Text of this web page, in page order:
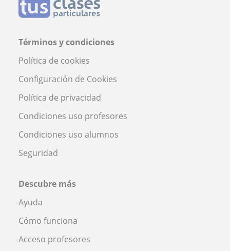
Términos y condiciones
Política de cookies
Configuración de Cookies
Política de privacidad
Condiciones uso profesores
Condiciones uso alumnos
Seguridad
Descubre más
Ayuda
Cómo funciona
Acceso profesores